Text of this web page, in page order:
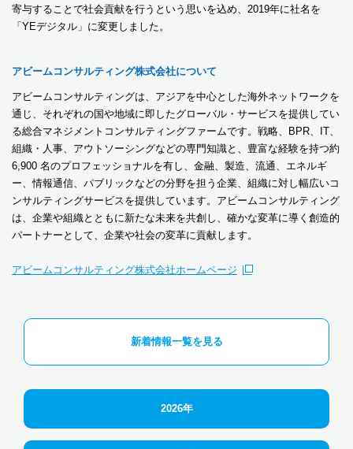
寄与することで社会貢献を行うという思いを込め、2019年に社名を
「YEデジタル」に変更しました。
アビームコンサルティング株式会社について
アビームコンサルティングは、アジアを中心とした海外ネットワークを
通じ、それぞれの国や地域に即したグローバル・サービスを提供してい
る総合マネジメントコンサルティングファームです。戦略、BPR、IT、
組織・人事、アウトソーシングなどの専門知識と、豊富な経験を持つ約
6,900 名のプロフェッショナルを有し、金融、製造、流通、エネルギ
ー、情報通信、パブリックなどの分野を担う企業、組織に対し幅広いコ
ンサルティングサービスを提供しています。アビームコンサルティング
は、企業や組織とともに新たな未来を共創し、確かな変革に導く創造的
パートナーとして、企業や社会の変革に貢献します。
アビームコンサルティング株式会社ホームページ
新着情報一覧を見る
2026年